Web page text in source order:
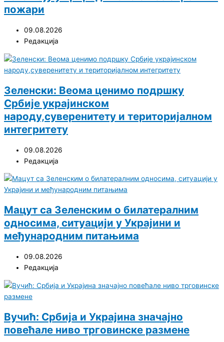
пожари
09.08.2026
Редакција
Зеленски: Веома ценимо подршку
Србије украјинском
народу,суверенитету и територијалном
интегритету
09.08.2026
Редакција
Мацут са Зеленским о билатералним
односима, ситуацији у Украјини и
међународним питањима
09.08.2026
Редакција
Вучић: Србија и Украјина значајно
повећале ниво трговинске размене